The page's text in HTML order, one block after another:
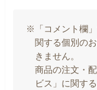
※「コメント欄
関する個別の
きません。
商品の注文・
ビス」に関す